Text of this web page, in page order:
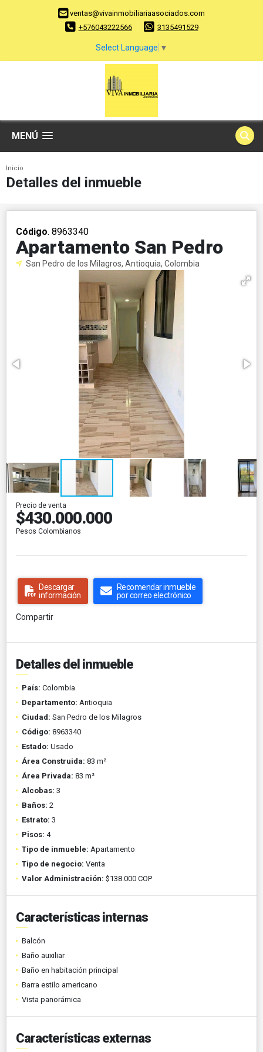
ventas@vivainmobiliariaasociados.com
+576043222566
3135491529
Select Language ▼
MENÚ
Inicio
Detalles del inmueble
Código. 8963340
Apartamento San Pedro
San Pedro de los Milagros, Antioquia, Colombia
Precio de venta
$430.000.000
Pesos Colombianos
Descargar
información
Recomendar inmueble
por correo electrónico
Compartir
Detalles del inmueble
País: Colombia
Departamento: Antioquia
Ciudad: San Pedro de los Milagros
Código: 8963340
Estado: Usado
Área Construida: 83 m²
Área Privada: 83 m²
Alcobas: 3
Baños: 2
Estrato: 3
Pisos: 4
Tipo de inmueble: Apartamento
Tipo de negocio: Venta
Valor Administración: $138.000 COP
Características internas
Balcón
Baño auxiliar
Baño en habitación principal
Barra estilo americano
Vista panorámica
Características externas